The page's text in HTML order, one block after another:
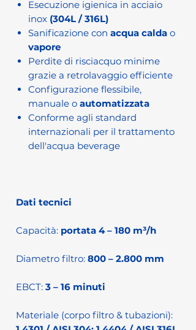
Esecuzione igienica in acciaio
inox (304L / 316L)
Sanificazione con acqua calda o
vapore
Perdite di risciacquo minime
grazie a retrolavaggio efficiente
Configurazione flessibile,
manuale o automatizzata
Conforme agli standard
internazionali per il trattamento
dell'acqua beverage
Dati tecnici
Capacità: portata 4 – 180 m³/h
Diametro filtro: 800 – 2.800 mm
EBCT: 3 – 16 minuti
Materiale (corpo filtro & tubazioni):